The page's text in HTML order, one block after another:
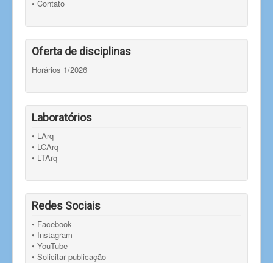
• Contato
Oferta de disciplinas
Horários 1/2026
Laboratórios
• LArq
• LCArq
• LTArq
Redes Sociais
• Facebook
• Instagram
• YouTube
• Solicitar publicação